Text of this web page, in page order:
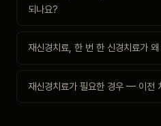
되나요?
재신경치료, 한 번 한 신경치료가
재신경치료가 필요한 경우 — 이전